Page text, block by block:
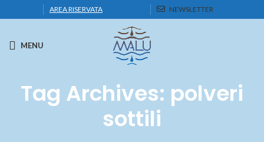
AREA RISERVATA NEWSLETTER
MENU
Tag Archives: polveri
sottili